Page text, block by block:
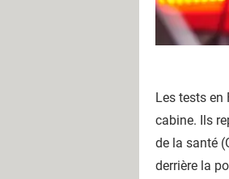
Les tests en
cabine. Ils
de la santé
derrière la